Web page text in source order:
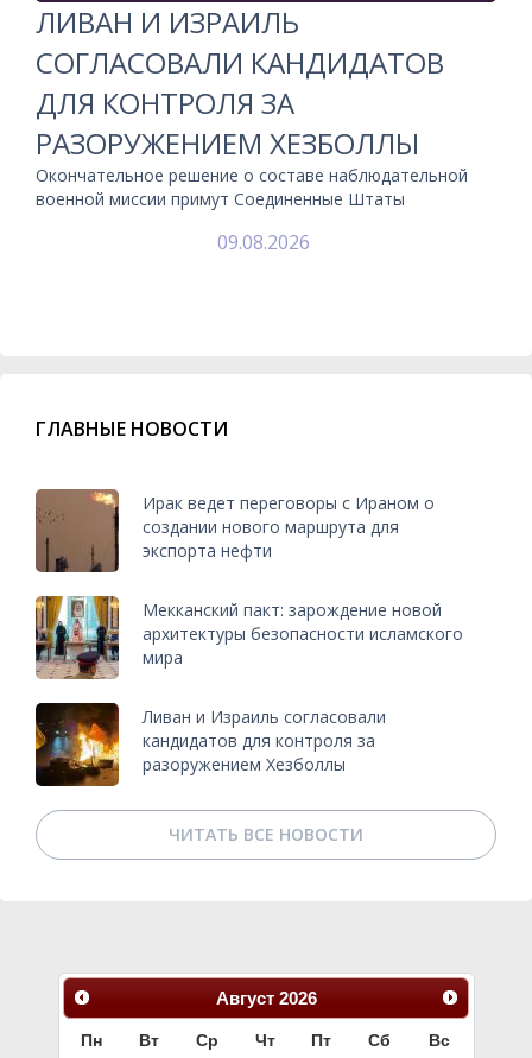
ЛИВАН И ИЗРАИЛЬ
СОГЛАСОВАЛИ КАНДИДАТОВ
ДЛЯ КОНТРОЛЯ ЗА
РАЗОРУЖЕНИЕМ ХЕЗБОЛЛЫ
Окончательное решение о составе наблюдательной
военной миссии примут Соединенные Штаты
09.08.2026
ГЛАВНЫЕ НОВОСТИ
Ирак ведет переговоры с Ираном о
создании нового маршрута для
экспорта нефти
Мекканский пакт: зарождение новой
архитектуры безопасности исламского
мира
Ливан и Израиль согласовали
кандидатов для контроля за
разоружением Хезболлы
ЧИТАТЬ ВСЕ НОВОСТИ
Август 2026
Пн Вт Ср Чт Пт Сб Вс